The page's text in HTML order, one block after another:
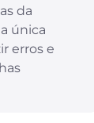
da
única
erros e